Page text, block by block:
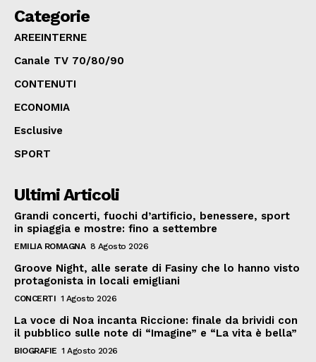
Categorie
AREEINTERNE
Canale TV 70/80/90
CONTENUTI
ECONOMIA
Esclusive
SPORT
Ultimi Articoli
Grandi concerti, fuochi d’artificio, benessere, sport
in spiaggia e mostre: fino a settembre
EMILIA ROMAGNA 8 Agosto 2026
Groove Night, alle serate di Fasiny che lo hanno visto
protagonista in locali emigliani
CONCERTI 1 Agosto 2026
La voce di Noa incanta Riccione: finale da brividi con
il pubblico sulle note di “Imagine” e “La vita è bella”
BIOGRAFIE 1 Agosto 2026